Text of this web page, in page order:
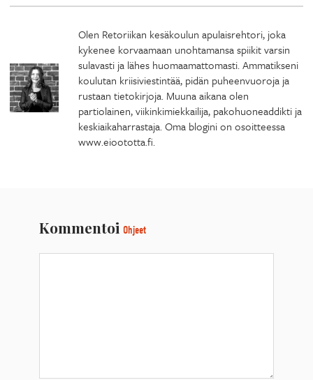
Olen Retoriikan kesäkoulun apulaisrehtori, joka
kykenee korvaamaan unohtamansa spiikit varsin
sulavasti ja lähes huomaamattomasti. Ammatikseni
koulutan kriisiviestintää, pidän puheenvuoroja ja
rustaan tietokirjoja. Muuna aikana olen
partiolainen, viikinkimiekkailija, pakohuoneaddikti ja
keskiaikaharrastaja. Oma blogini on osoitteessa
www.eioototta.fi.
Kommentoi Ohjeet